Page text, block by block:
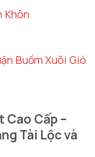
Khôn
Buồm Xuôi Gió
Cao Cấp –
Tài Lộc và